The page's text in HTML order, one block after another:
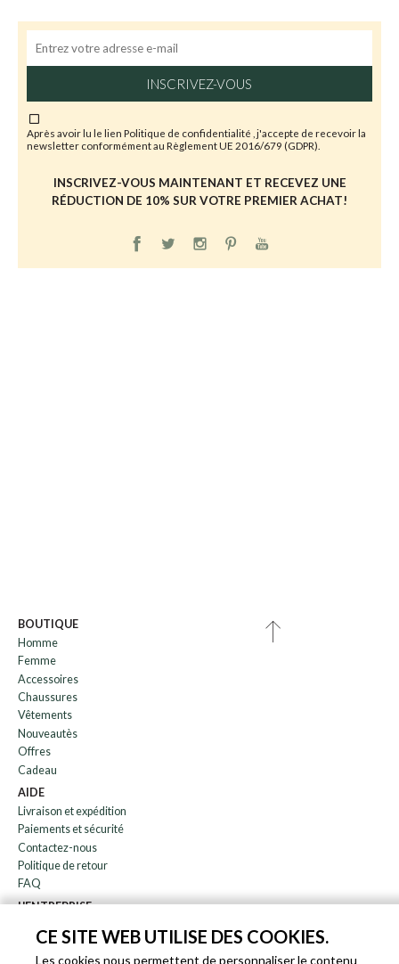
CE SITE WEB UTILISE DES COOKIES.
Les cookies nous permettent de personnaliser le contenu
INSCRIVEZ-VOUS
Après avoir lu le lien Politique de confidentialité , j'accepte de recevoir la
newsletter conformément au Règlement UE 2016/679 (GDPR).
INSCRIVEZ-VOUS MAINTENANT ET RECEVEZ UNE
RÉDUCTION DE 10% SUR VOTRE PREMIER ACHAT!
BOUTIQUE
Homme
Femme
Accessoires
Chaussures
Vêtements
Nouveautès
Offres
Cadeau
AIDE
Livraison et expédition
Paiements et sécurité
Contactez-nous
Politique de retour
FAQ
L'ENTREPRISE
À propos de nous
Blog